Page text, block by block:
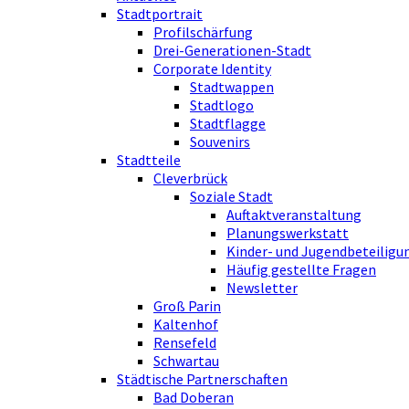
Stadtportrait
Profilschärfung
Drei-Generationen-Stadt
Corporate Identity
Stadtwappen
Stadtlogo
Stadtflagge
Souvenirs
Stadtteile
Cleverbrück
Soziale Stadt
Auftaktveranstaltung
Planungswerkstatt
Kinder- und
Häufig gestellte Fragen
Newsletter
Groß Parin
Kaltenhof
Rensefeld
Schwartau
Städtische Partnerschaften
Bad Doberan